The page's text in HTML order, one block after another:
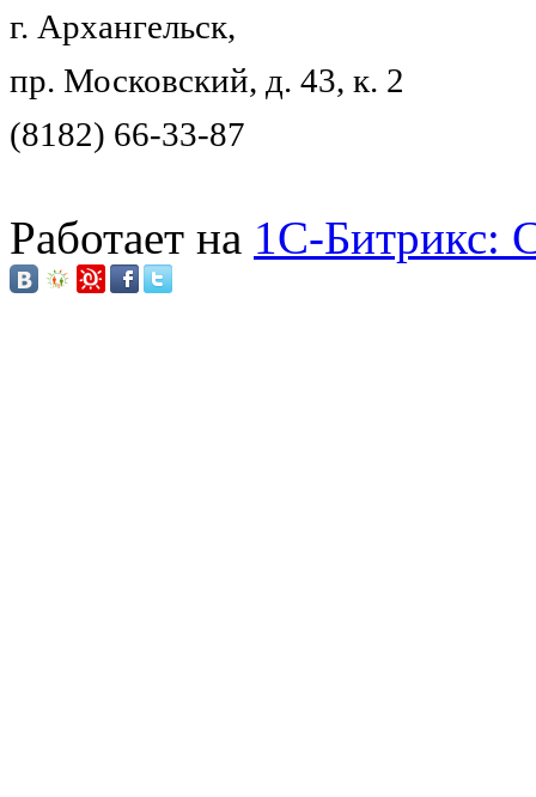
г. Архангельск,
пр. Московский, д. 43, к. 2
(8182) 66-33-87
Работает на 1C-Битрикс: